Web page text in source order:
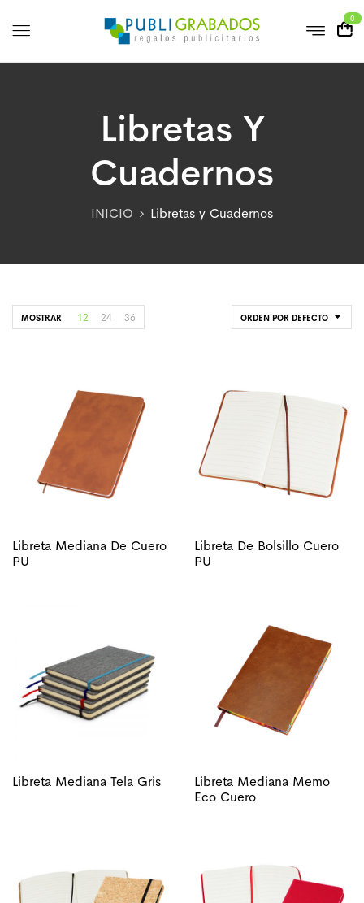
0
Libretas Y
Cuadernos
INICIO Libretas y Cuadernos
ORDEN POR DEFECTO
MOSTRAR 12 24 36
Libreta Mediana De Cuero
PU
Libreta De Bolsillo Cuero
PU
Libreta Mediana Tela Gris
Libreta Mediana Memo
Eco Cuero